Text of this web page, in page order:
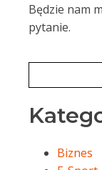
Będzie nam
pytanie.
Biznes